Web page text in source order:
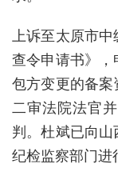
上诉至太原市
查令申请书》
包方变更的备
二审法院法官
判。杜斌已向
纪检监察部门进